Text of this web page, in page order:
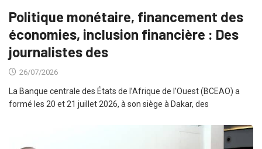
Politique monétaire, financement des
économies, inclusion financière : Des
journalistes des
26/07/2026
La Banque centrale des États de l’Afrique de l’Ouest (BCEAO) a
formé les 20 et 21 juillet 2026, à son siège à Dakar, des